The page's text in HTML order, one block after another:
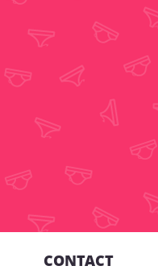
CONTACT